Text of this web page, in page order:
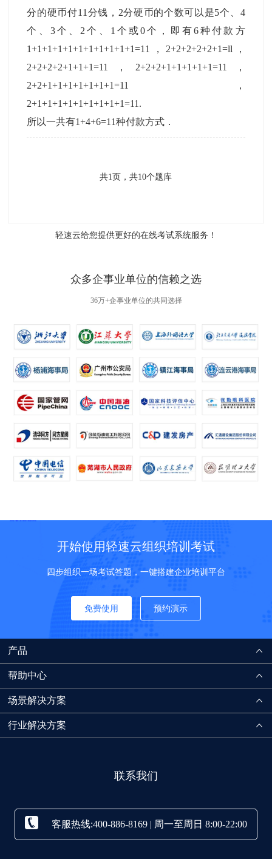
分的硬币付11分钱，2分硬币的个数可以是5个、4
个、3个、2个、1个或0个，即有6种付款方
1+1+1+1+1+1+1+1+1+1+1=11，2+2+2+2+2+1=ll，
2+2+2+2+1+1+1=11，2+2+2+1+1+1+1+1=11，
2+2+1+1+1+1+1+1+1=11，
2+1+1+1+1+1+1+1+1+1=11.
所以一共有1+4+6=11种付款方式．
共1页，共10个题库
轻速云给您提供更好的在线考试系统服务！
众多企事业单位的信赖之选
36万+企事业单位的共同选择
开始使用轻速云组织培训考试
四步组织一场考试答题，一键搭建企业培训平台
免费使用 预约演示
产品
帮助中心
场景解决方案
行业解决方案
联系我们
客服热线:400-886-8169 | 周一至周日 8:00-22:00